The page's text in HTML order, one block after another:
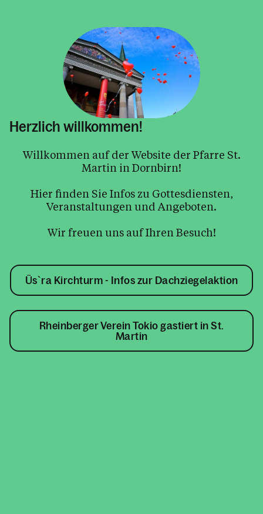
Herzlich willkommen!
Willkommen auf der Website der Pfarre St.
Martin in Dornbirn!
Hier finden Sie Infos zu Gottesdiensten,
Veranstaltungen und Angeboten.
Wir freuen uns auf Ihren Besuch!
Üs`ra Kirchturm - Infos zur Dachziegelaktion
Rheinberger Verein Tokio gastiert in St.
Martin